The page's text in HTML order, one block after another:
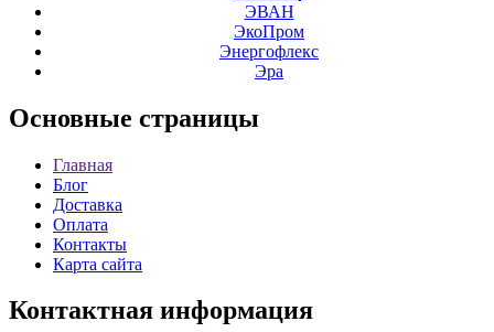
ЭВАН
ЭкоПром
Энергофлекс
Эра
Основные страницы
Главная
Блог
Доставка
Оплата
Контакты
Карта сайта
Контактная информация